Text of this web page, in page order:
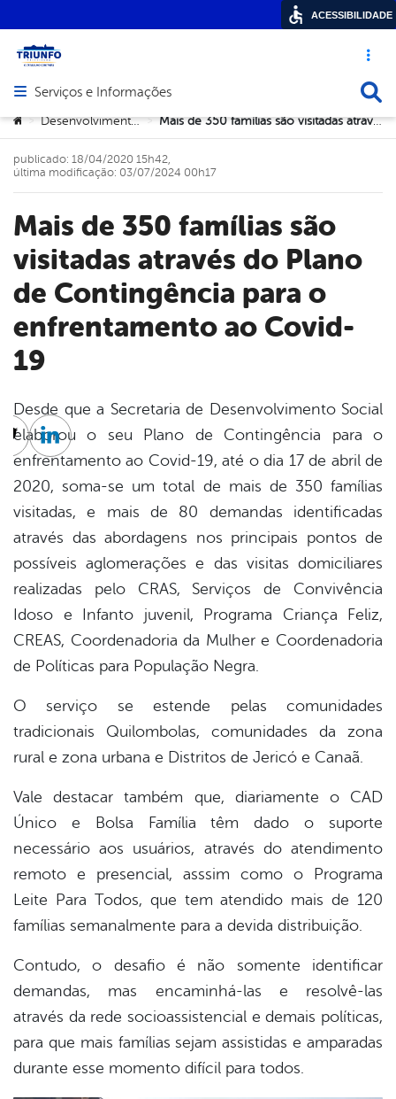
Acesso
Abrir menu principal de navegação
Serviços e Informações
Você está aqui:
> Desenvolvimento Social > Mais de 350 famílias são visitadas através do Plano de Contingência para o enfrentamento ao Covid-19
Mais de 350 famílias são
visitadas através do Plano
de Contingência para o
enfrentamento ao Covid-
19
publicado: 18/04/2020 15h42,
última modificação: 03/07/2024 00h17
Desde que a Secretaria de Desenvolvimento Social
elaborou o seu Plano de Contingência para o
enfrentamento ao Covid-19, até o dia 17 de abril de
2020, soma-se um total de mais de 350 famílias
visitadas, e mais de 80 demandas identificadas
através das abordagens nos principais pontos de
possíveis aglomerações e das visitas domiciliares
realizadas pelo CRAS, Serviços de Convivência
Idoso e Infanto juvenil, Programa Criança Feliz,
CREAS, Coordenadoria da Mulher e Coordenadoria
de Políticas para População Negra.
O serviço se estende pelas comunidades
tradicionais Quilombolas, comunidades da zona
rural e zona urbana e Distritos de Jericó e Canaã.
Vale destacar também que, diariamente o CAD
Único e Bolsa Família têm dado o suporte
necessário aos usuários, através do atendimento
remoto e presencial, asssim como o Programa
Leite Para Todos, que tem atendido mais de 120
famílias semanalmente para a devida distribuição.
Contudo, o desafio é não somente identificar
demandas, mas encaminhá-las e resolvê-las
através da rede socioassistencial e demais políticas,
para que mais famílias sejam assistidas e amparadas
durante esse momento difícil para todos.
Twitter
Linkedin
ACESSIBILIDADE